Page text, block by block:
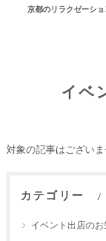
イベ
対象の記事はござい
カテゴリー
イベント出店の